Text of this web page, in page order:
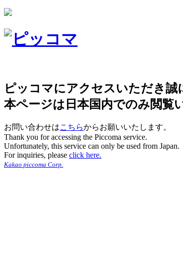
ピッコマにアクセスいただき誠
本ページは日本国内でのみ閲覧
お問い合わせはこちらからお願いいたします。
Thank you for accessing the Piccoma service.
Unfortunately, this service can only be used from Japan.
For inquiries, please click here.
Kakao piccoma Corp.